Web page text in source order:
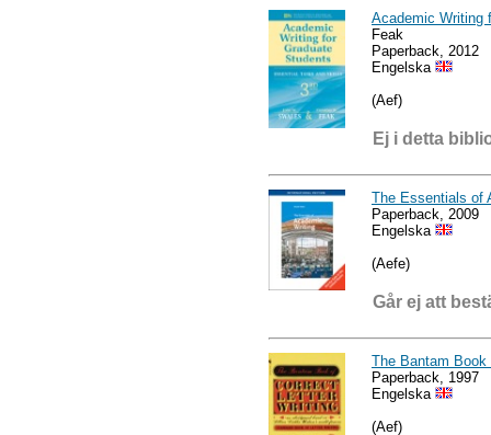
Academic Writing
Feak
Paperback, 2012
Engelska
(Aef)
Ej i detta
The Essentials of
Paperback, 2009
Engelska
(Aefe)
Går ej att
The Bantam
Paperback, 1997
Engelska
(Aef)